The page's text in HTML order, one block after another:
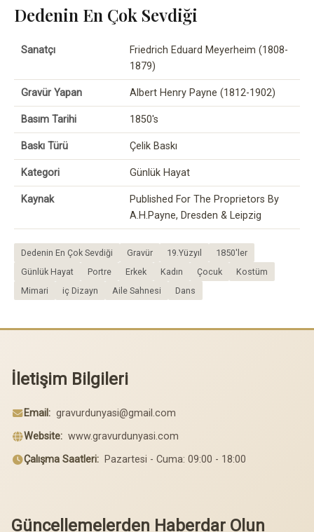
Dedenin En Çok Sevdiği
Sanatçı
Friedrich Eduard Meyerheim (1808-
1879)
Gravür Yapan Albert Henry Payne (1812-1902)
Basım Tarihi 1850's
Baskı Türü Çelik Baskı
Kategori Günlük Hayat
Kaynak
Published For The Proprietors By
A.H.Payne, Dresden & Leipzig
Dedenin En Çok Sevdiği Gravür 19.Yüzyıl
1850'ler
Günlük Hayat
Portre Erkek Kadın Çocuk
Kostüm
Mimari
iç Dizayn Aile Sahnesi Dans
İletişim Bilgileri
Email: gravurdunyasi@gmail.com
Website: www.gravurdunyasi.com
Çalışma Saatleri: Pazartesi - Cuma: 09:00 - 18:00
Güncellemelerden Haberdar Olun